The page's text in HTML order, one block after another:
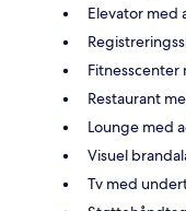
Elevator med
Restaurant
Lounge med
Visuel
Tv med